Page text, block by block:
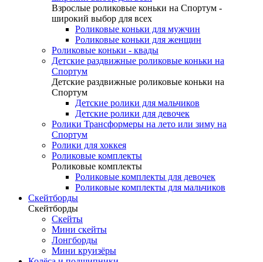
Взрослые роликовые коньки на Спортум -
широкий выбор для всех
Роликовые коньки для мужчин
Роликовые коньки для женщин
Роликовые коньки - квады
Детские раздвижные роликовые коньки на
Спортум
Детские раздвижные роликовые коньки на
Спортум
Детские ролики для мальчиков
Детские ролики для девочек
Ролики Трансформеры на лето или зиму на
Спортум
Ролики для хоккея
Роликовые комплекты
Роликовые комплекты
Роликовые комплекты для девочек
Роликовые комплекты для мальчиков
Скейтборды
Скейтборды
Скейты
Мини скейты
Лонгборды
Мини круизёры